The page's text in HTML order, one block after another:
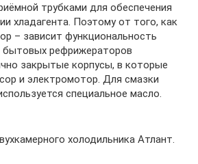
трубками для обеспечения
хладагента. Поэтому от того, как
– зависит функциональность
бытовых рефрижераторов
закрытые корпусы, в которые
и электромотор. Для смазки
специальное масло.
холодильника Атлант.